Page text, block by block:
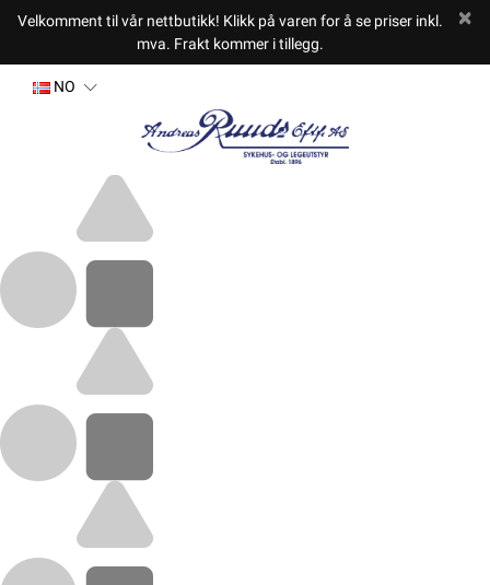
Velkomment til vår nettbutikk! Klikk på varen for å se priser inkl.
mva. Frakt kommer i tillegg.
NO